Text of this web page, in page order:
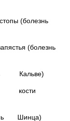
(болезнь
(болезнь
Кальве)
кости
Шинца)